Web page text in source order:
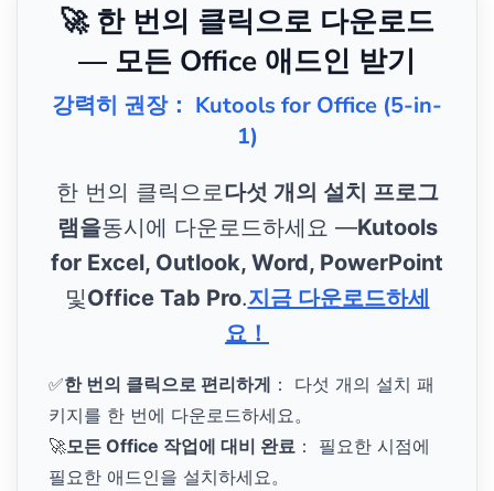
🚀 한 번의 클릭으로 다운로드
— 모든 Office 애드인 받기
강력히 권장： Kutools for Office (5-in-
1)
한 번의 클릭으로다섯 개의 설치 프로그
램을동시에 다운로드하세요 —Kutools
for Excel, Outlook, Word, PowerPoint
및Office Tab Pro.지금 다운로드하세
요！
✅한 번의 클릭으로 편리하게 ： 다섯 개의 설치 패
키지를 한 번에 다운로드하세요。
🚀모든 Office 작업에 대비 완료 ： 필요한 시점에
필요한 애드인을 설치하세요。